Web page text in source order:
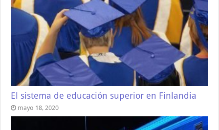
El sistema de educación superior en Finlandia
mayo 18, 2020